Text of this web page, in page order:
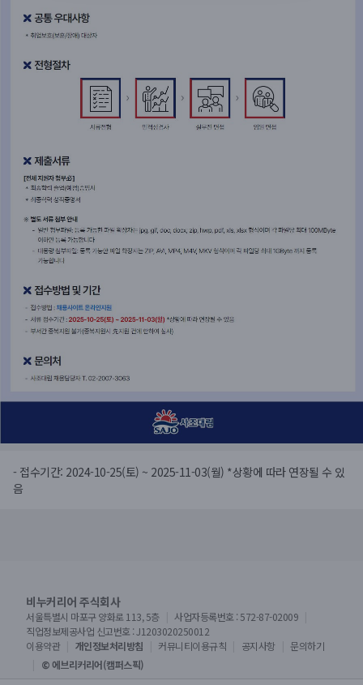
- 접수기간: 2024-10-25(토) ~ 2025-11-03(월) *상황에 따라 연장될 수 있
음
비누커리어 주식회사
서울특별시 마포구 양화로 113, 5층
사업자등록번호 : 572-87-02009
직업정보제공사업 신고번호 : J1203020250012
이용약관
개인정보처리방침 커뮤니티이용규칙 공지사항
문의하기
© 에브리커리어(캠퍼스픽)